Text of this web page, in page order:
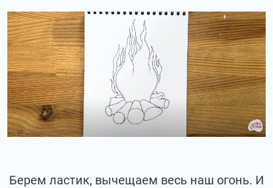
Берем ластик, вычещаем весь наш огонь. И